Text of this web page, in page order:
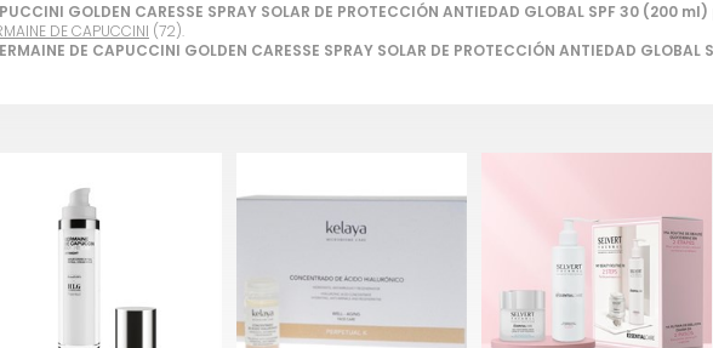
GOLDEN CARESSE SPRAY SOLAR DE PROTECCIÓN ANTIEDAD GLOBAL SPF 30 (200 ml)
DE CAPUCCINI (72).
DE CAPUCCINI GOLDEN CARESSE SPRAY SOLAR DE PROTECCIÓN ANTIEDAD